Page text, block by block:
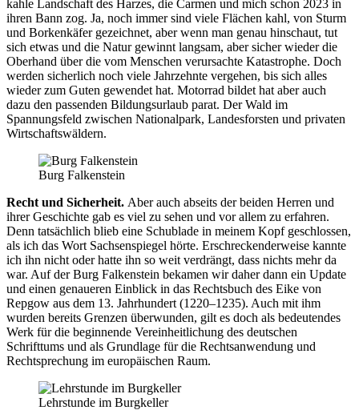
kahle Landschaft des Harzes, die Carmen und mich schon 2023 in
ihren Bann zog. Ja, noch immer sind viele Flächen kahl, von Sturm
und Borkenkäfer gezeichnet, aber wenn man genau hinschaut, tut
sich etwas und die Natur gewinnt langsam, aber sicher wieder die
Oberhand über die vom Menschen verursachte Katastrophe. Doch
werden sicherlich noch viele Jahrzehnte vergehen, bis sich alles
wieder zum Guten gewendet hat. Motorrad bildet hat aber auch
dazu den passenden Bildungsurlaub parat. Der Wald im
Spannungsfeld zwischen Nationalpark, Landesforsten und privaten
Wirtschaftswäldern.
Burg Falkenstein
Recht und Sicherheit. Aber auch abseits der beiden Herren und
ihrer Geschichte gab es viel zu sehen und vor allem zu erfahren.
Denn tatsächlich blieb eine Schublade in meinem Kopf geschlossen,
als ich das Wort Sachsenspiegel hörte. Erschreckenderweise kannte
ich ihn nicht oder hatte ihn so weit verdrängt, dass nichts mehr da
war. Auf der Burg Falkenstein bekamen wir daher dann ein Update
und einen genaueren Einblick in das Rechtsbuch des Eike von
Repgow aus dem 13. Jahrhundert (1220–1235). Auch mit ihm
wurden bereits Grenzen überwunden, gilt es doch als bedeutendes
Werk für die beginnende Vereinheitlichung des deutschen
Schrifttums und als Grundlage für die Rechtsanwendung und
Rechtsprechung im europäischen Raum.
Lehrstunde im Burgkeller